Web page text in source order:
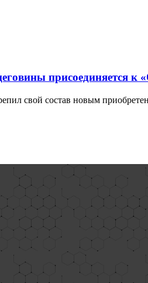
присоединяется к
свой состав новым